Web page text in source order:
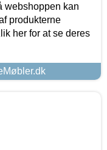
webshoppen kan
produkterne
her for at se deres